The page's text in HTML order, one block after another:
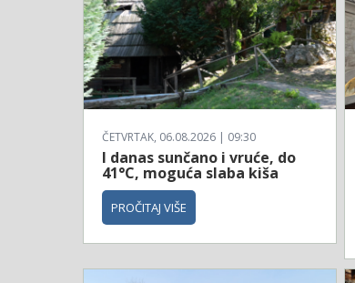
ČETVRTAK, 06.08.2026 | 09:30
I danas sunčano i vruće, do
41°C, moguća slaba kiša
PROČITAJ VIŠE